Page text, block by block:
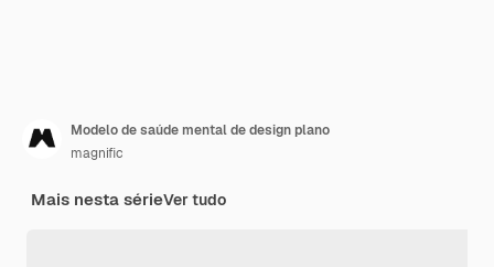
Modelo de saúde mental de design plano
magnific
Mais nesta sérieVer tudo